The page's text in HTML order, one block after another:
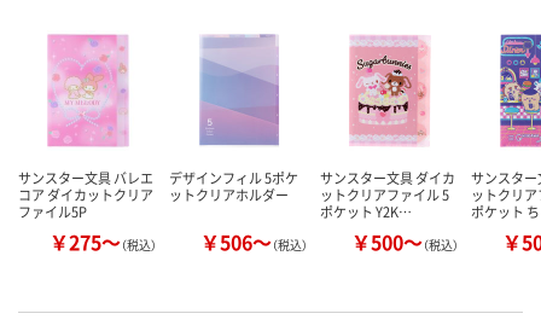
カゴへ カゴへ カ
サンスター文具 バレエ
コア ダイカットクリア
ファイル5P
￥275～（税込）
デザインフィル 5ポケ
ットクリアホルダー
￥506～（税込）
サンスター文具 ダイカ
ットクリアファイル 5
ポケット Y2K…
￥500～（税込）
サンスタ
ットクリ
ポケット
￥